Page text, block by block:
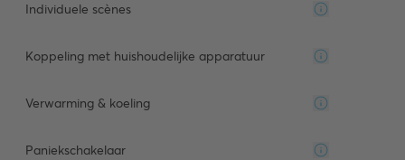
Individuele scènes
Koppeling met huishoudelijke apparatuur
Verwarming & koeling
Paniekschakelaar